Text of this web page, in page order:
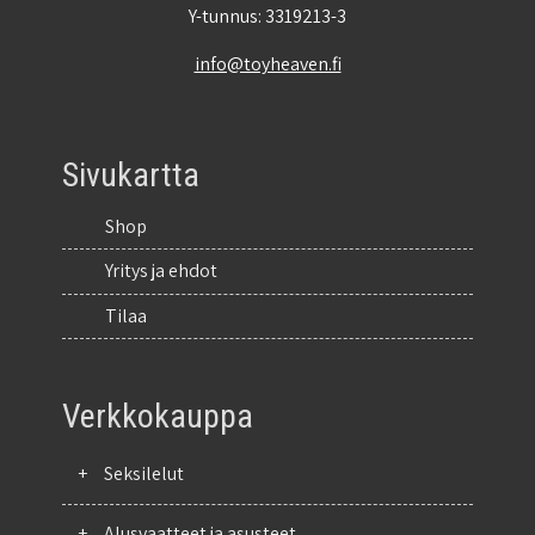
Y-tunnus: 3319213-3
info@toyheaven.fi
Sivukartta
Shop
Yritys ja ehdot
Tilaa
Verkkokauppa
+ Seksilelut